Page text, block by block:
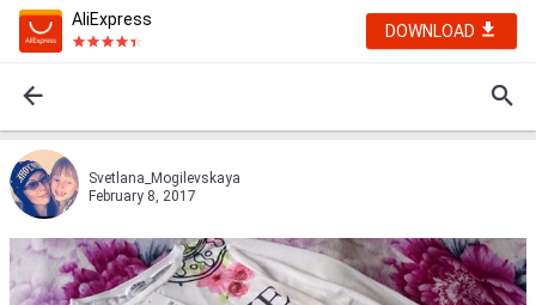
AliExpress
DOWNLOAD
Svetlana_Mogilevskaya
February 8, 2017